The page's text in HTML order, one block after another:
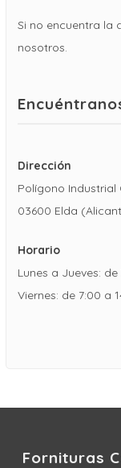
Si no encuentra la
nosotros.
Dirección
Polígono Industrial
03600 Elda
Horario
Lunes a Jueves: de
Viernes: de 7:00 a
Fornituras